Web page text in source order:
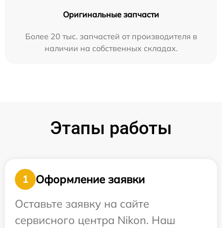
Оригинальные запчасти
Более 20 тыс. запчастей от производителя в
наличии на собственных складах.
Этапы работы
1
Оформление заявки
Оставьте заявку на сайте
сервисного центра Nikon. Наш